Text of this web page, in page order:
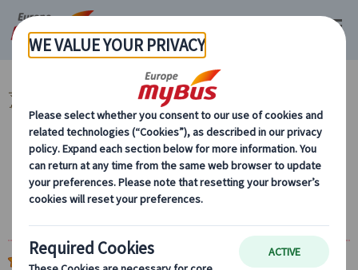
マイバス・ヨーロッパ フランス (67) パリ (67)
ャンペーン (4)
パリ発 モンサンミッシェル日帰りツアー｜日
本語ガイド・ランチ付き/ディナー付きプラン
4.7 (101件